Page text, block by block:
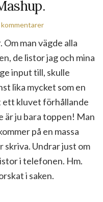
man vägde alla
de listor jag och mina
input till, skulle
lika mycket som en
ett kluvet förhållande
är ju bara toppen! Man
på en massa
skriva. Undrar just om
i telefonen. Hm.
i saken.